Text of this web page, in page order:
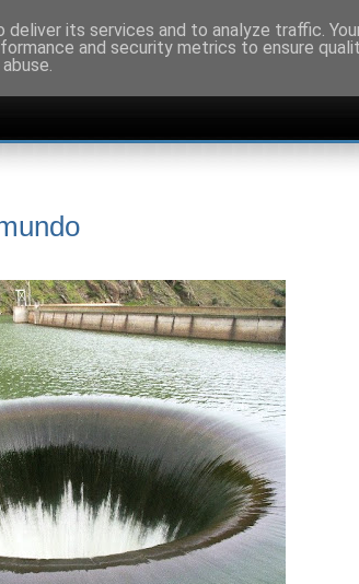
its services and to analyze traffic.
and security metrics to ensure